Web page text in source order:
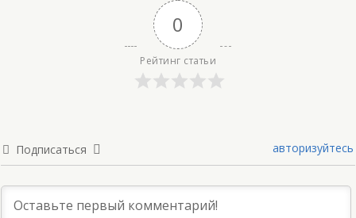
0
Рейтинг статьи
Подписаться авторизуйтесь